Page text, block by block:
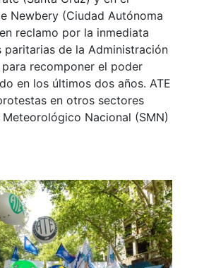
Newbery (Ciudad Autónoma
reclamo por la inmediata
paritarias de la Administración
recomponer el poder
en los últimos dos años. ATE
en otros sectores
Nacional (SMN)